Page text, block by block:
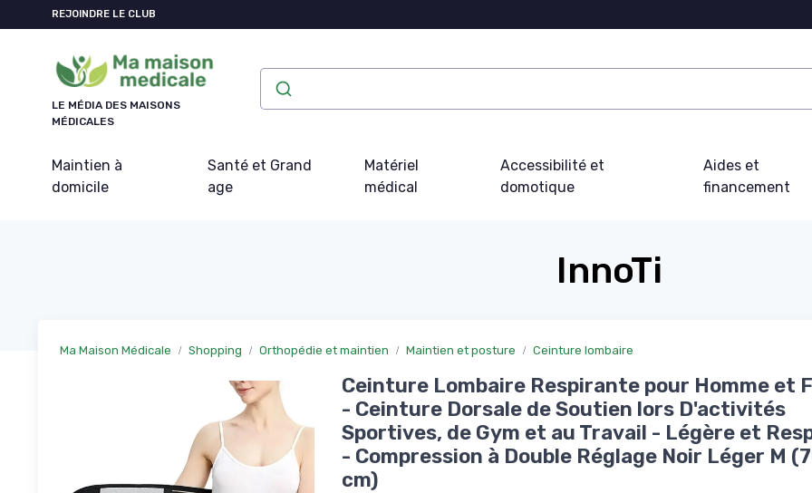
REJOINDRE LE CLUB
LE MÉDIA DES MAISONS
MÉDICALES
Maintien à
domicile
Santé et Grand
age
Matériel
médical
Accessibilité et
domotique
Aides et
financement
InnoTi
Ma Maison Médicale Shopping Orthopédie et maintien Maintien et posture Ceinture lombaire
Ceinture Lombaire Respirante pour Homme et
- Ceinture Dorsale de Soutien lors D'activités
Sportives, de Gym et au Travail - Légère et
- Compression à Double Réglage Noir Léger M
cm)
Panneau de gestion des cookies